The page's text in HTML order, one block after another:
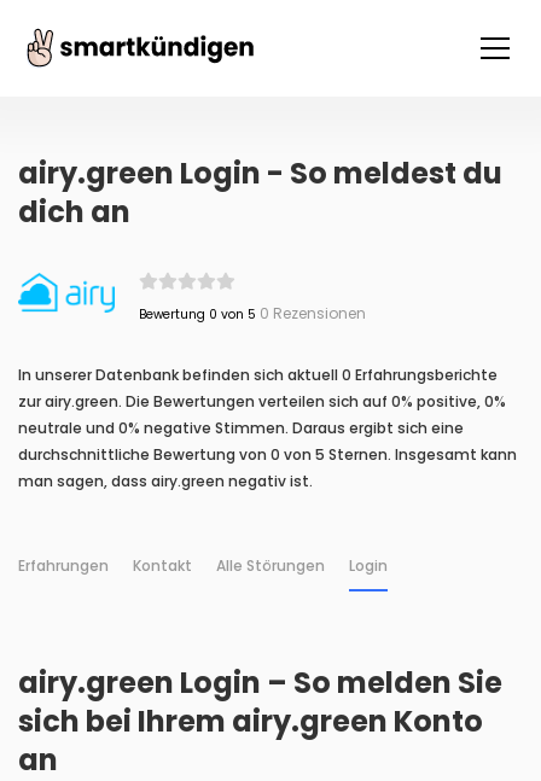
airy.green Login - So meldest du
dich an
Bewertung 0 von 5 0 Rezensionen
In unserer Datenbank befinden sich aktuell 0 Erfahrungsberichte
zur airy.green. Die Bewertungen verteilen sich auf 0% positive, 0%
neutrale und 0% negative Stimmen. Daraus ergibt sich eine
durchschnittliche Bewertung von 0 von 5 Sternen. Insgesamt kann
man sagen, dass airy.green negativ ist.
Erfahrungen Kontakt Alle Störungen Login
airy.green Login – So melden Sie
sich bei Ihrem airy.green Konto
an